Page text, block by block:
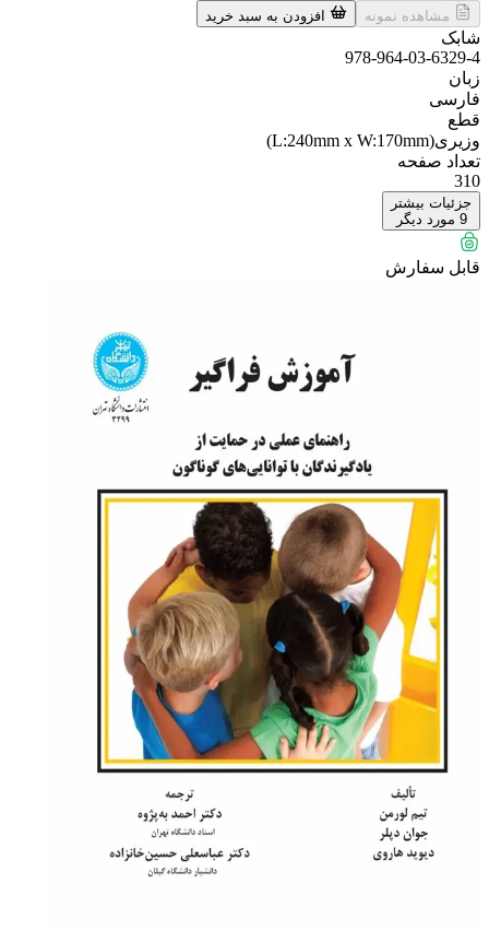
مشاهده نمونه افزودن به سبد خرید
شابک
978-964-03-6329-4
زبان
فارسی
قطع
وزیری(L:240mm x W:170mm)
تعداد صفحه
310
جزئیات بیشتر
9 مورد دیگر
قابل سفارش